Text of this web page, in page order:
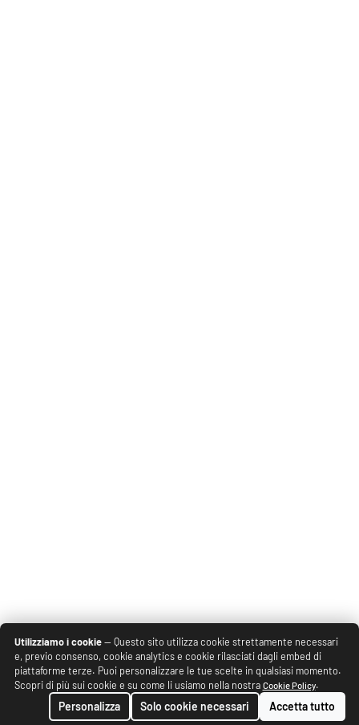
Utilizziamo i cookie— Questo sito utilizza cookie strettamente necessari
e, previo consenso, cookie analytics e cookie rilasciati dagli embed di
piattaforme terze. Puoi personalizzare le tue scelte in qualsiasi momento.
Scopri di più sui cookie e su come li usiamo nella nostra Cookie Policy.
Personalizza Solo cookie necessari Accetta tutto